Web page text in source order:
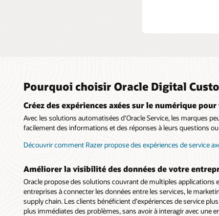
Pourquoi choisir Oracle Digital
Créez des expériences axées sur le numérique
Avec les solutions automatisées d'Oracle Service, les marques
facilement des informations et des réponses à leurs questions
Découvrir comment Razer propose des expériences de service
Améliorer la visibilité des données de votre
Oracle propose des solutions couvrant de multiples applications
entreprises à connecter les données entre les services, le
supply chain. Les clients bénéficient d'expériences de service
plus immédiates des problèmes, sans avoir à interagir avec une